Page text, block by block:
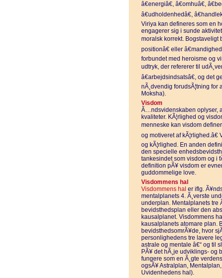
â€energiâ€, â€omhuâ€,
â€udholdenhedâ€,
Viriya kan defineres som en
engagerer sig i sunde
moralsk korrekt. Bogstaveligt
positionâ€ eller
forbundet med heroisme og
udtryk, der refererer til
â€arbejdsindsatsâ€, og det
nÃ¸dvendig forudsÃ¦tning
Moksha).
Visdom
Ã…ndsvidenskaben oplyser,
kvaliteter. KÃ¦rlighed og
menneske kan visdom
og motiveret af
og kÃ¦rlighed. En anden
den specielle
tankesindet som visdom og i
definition pÃ¥ visdom er
guddommelige love.
Visdommens hal
Visdommens hal er iflg.
mentalplanets 4. Ã¸verste
underplan. Mentalplanets tre
bevidsthedsplan eller den
kausalplanet. Visdommens
kausalplanets atomare plan.
bevidsthedsomrÃ¥de, hvor
personlighedens tre lavere
astrale og mentale â€“ og til
PÃ¥ det hÃ¸je udviklings- og
fungere som en Ã¸gte
ogsÃ¥ Astralplan,
Uvidenhedens hal).